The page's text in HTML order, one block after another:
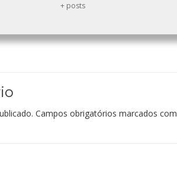
+ posts
Campos obrigatórios marcados com